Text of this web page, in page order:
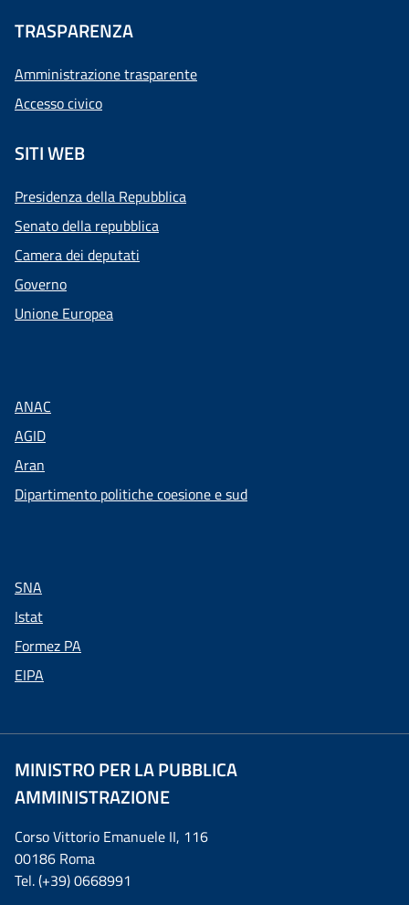
TRASPARENZA
Amministrazione trasparente
Accesso civico
SITI WEB
Presidenza della Repubblica
Senato della repubblica
Camera dei deputati
Governo
Unione Europea
ANAC
AGID
Aran
Dipartimento politiche coesione e sud
SNA
Istat
Formez PA
EIPA
MINISTRO PER LA PUBBLICA
AMMINISTRAZIONE
Corso Vittorio Emanuele II, 116
00186 Roma
Tel. (+39) 0668991